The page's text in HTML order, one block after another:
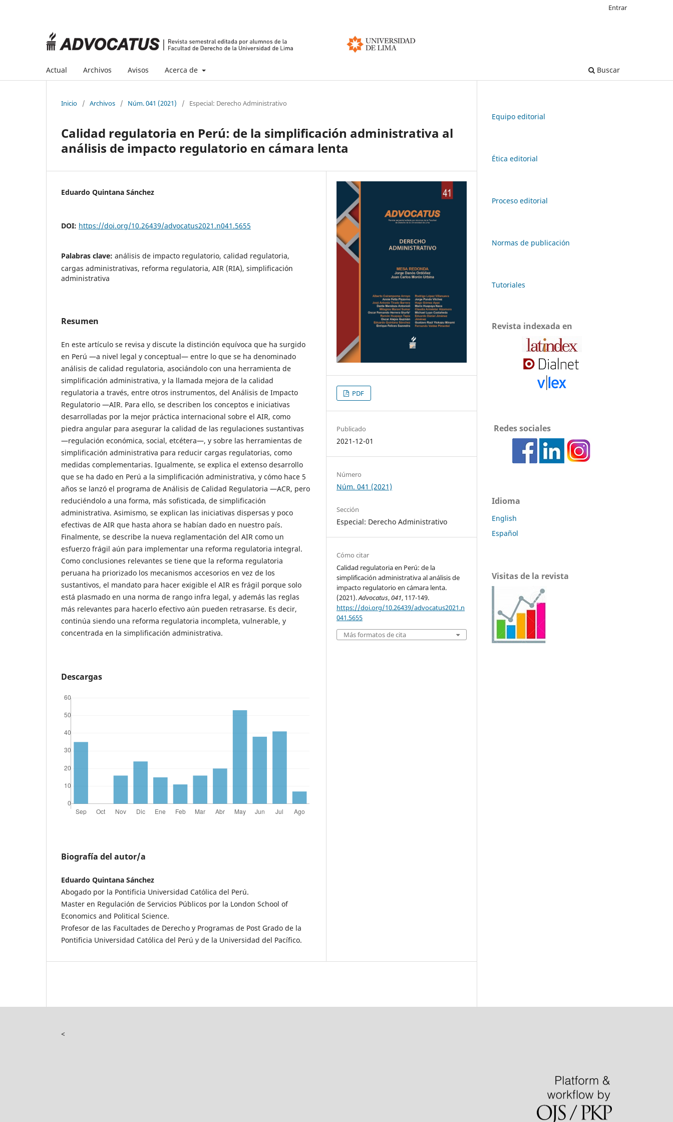
Actual Archivos Avisos Acerca de Buscar
Entrar
Inicio / Archivos / Núm. 041 (2021) / Especial: Derecho Administrativo
Calidad regulatoria en Perú: de la simplificación administrativa al
análisis de impacto regulatorio en cámara lenta
Eduardo Quintana Sánchez
DOI: https://doi.org/10.26439/advocatus2021.n041.5655
Palabras clave: análisis de impacto regulatorio, calidad regulatoria,
cargas administrativas, reforma regulatoria, AIR (RIA), simplificación
administrativa
Resumen
En este artículo se revisa y discute la distinción equívoca que ha surgido
en Perú —a nivel legal y conceptual— entre lo que se ha denominado
análisis de calidad regulatoria, asociándolo con una herramienta de
simplificación administrativa, y la llamada mejora de la calidad
regulatoria a través, entre otros instrumentos, del Análisis de Impacto
Regulatorio —AIR. Para ello, se describen los conceptos e iniciativas
desarrolladas por la mejor práctica internacional sobre el AIR, como
piedra angular para asegurar la calidad de las regulaciones sustantivas
—regulación económica, social, etcétera—, y sobre las herramientas de
simplificación administrativa para reducir cargas regulatorias, como
medidas complementarias. Igualmente, se explica el extenso desarrollo
que se ha dado en Perú a la simplificación administrativa, y cómo hace 5
años se lanzó el programa de Análisis de Calidad Regulatoria —ACR, pero
reduciéndolo a una forma, más sofisticada, de simplificación
administrativa. Asimismo, se explican las iniciativas dispersas y poco
efectivas de AIR que hasta ahora se habían dado en nuestro país.
Finalmente, se describe la nueva reglamentación del AIR como un
esfuerzo frágil aún para implementar una reforma regulatoria integral.
Como conclusiones relevantes se tiene que la reforma regulatoria
peruana ha priorizado los mecanismos accesorios en vez de los
sustantivos, el mandato para hacer exigible el AIR es frágil porque solo
está plasmado en una norma de rango infra legal, y además las reglas
más relevantes para hacerlo efectivo aún pueden retrasarse. Es decir,
continúa siendo una reforma regulatoria incompleta, vulnerable, y
concentrada en la simplificación administrativa.
Descargas
Biografía del autor/a
Eduardo Quintana Sánchez
Abogado por la Pontificia Universidad Católica del Perú.
Master en Regulación de Servicios Públicos por la London School of
Economics and Political Science.
Profesor de las Facultades de Derecho y Programas de Post Grado de la
Pontificia Universidad Católica del Perú y de la Universidad del Pacífico.
PDF
Publicado
2021-12-01
Número
Núm. 041 (2021)
Sección
Especial: Derecho Administrativo
Cómo citar
Calidad regulatoria en Perú: de la
simplificación administrativa al análisis de
impacto regulatorio en cámara lenta.
(2021).Advocatus,041, 117-149.
https://doi.org/10.26439/advocatus2021.n
041.5655
Más formatos de cita
Equipo editorial
Ética editorial
Proceso editorial
Normas de publicación
Tutoriales
Revista indexada en
Redes sociales
Idioma
English
Español
Visitas de la revista
<